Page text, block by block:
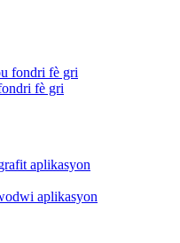
fè gri
aplikasyon